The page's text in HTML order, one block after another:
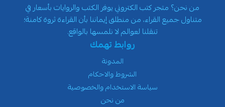
من نحن؟ متجر كتب الكتروني يوفر الكتب والروايات بأسعار في
متناول جميع القراء، من منطلق إيماننا بأن القراءة ثروة كامنة؛
تنقلنا لعوالم لا نلمسها بالواقع.
روابط تهمك
المدونة
الشروط والاحكام
سياسة الاستخدام والخصوصية
من نحن